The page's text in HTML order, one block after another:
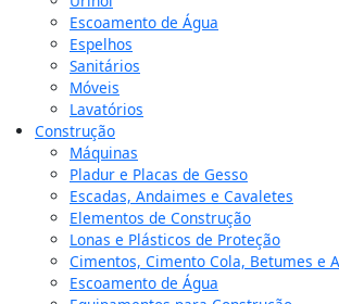
Escoamento de Água
Espelhos
Sanitários
Móveis
Lavatórios
Construção
Máquinas
Pladur e Placas de Gesso
Escadas, Andaimes e Cavaletes
Elementos de Construção
Lonas e Plásticos de Proteção
Cimentos, Cimento Cola, Betumes e
Escoamento de Água